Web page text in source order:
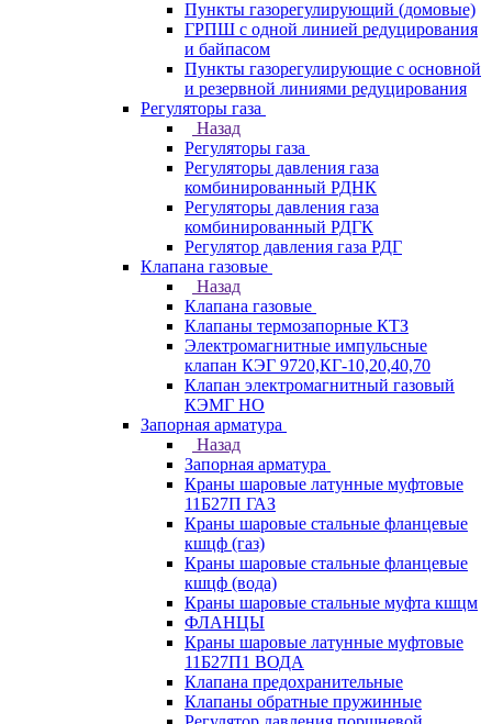
Пункты газорегулирующий (домовые)
ГРПШ с одной линией редуцирования
и байпасом
Пункты газорегулирующие с основной
и резервной линиями редуцирования
Регуляторы газа
Назад
Регуляторы газа
Регуляторы давления газа
комбинированный РДНК
Регуляторы давления газа
комбинированный РДГК
Регулятор давления газа РДГ
Клапана газовые
Назад
Клапана газовые
Клапаны термозапорные КТЗ
Электромагнитные импульсные
клапан КЭГ 9720,КГ-10,20,40,70
Клапан электромагнитный газовый
КЭМГ НО
Запорная арматура
Назад
Запорная арматура
Краны шаровые латунные муфтовые
11Б27П ГАЗ
Краны шаровые стальные фланцевые
кшцф (газ)
Краны шаровые стальные фланцевые
кшцф (вода)
Краны шаровые стальные муфта кшцм
ФЛАНЦЫ
Краны шаровые латунные муфтовые
11Б27П1 ВОДА
Клапана предохранительные
Клапаны обратные пружинные